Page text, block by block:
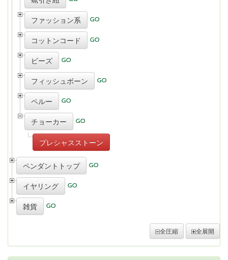
ファッション系
コットンコード
ビーズ
フィッシュボーン
ペルー
チョーカー
プレシャスストーン
ペンダントトップ
イヤリング
雑貨
全圧縮 全展開